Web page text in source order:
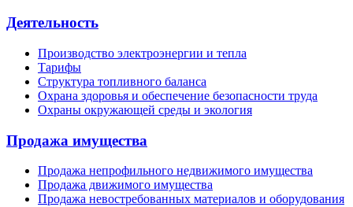
Деятельность
Производство электроэнергии и тепла
Тарифы
Структура топливного баланса
Охрана здоровья и обеспечение безопасности труда
Охраны окружающей среды и экология
Продажа имущества
Продажа непрофильного недвижимого имущества
Продажа движимого имущества
Продажа невостребованных материалов и оборудования